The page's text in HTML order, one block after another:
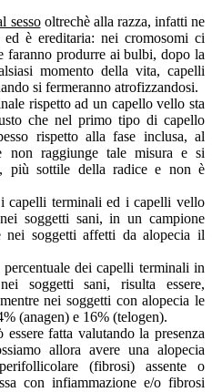
sessooltrechè alla razza, infatti ne
è ereditaria: nei cromosomi ci
faranno produrre ai bulbi, dopo la
momento della vita, capelli
si fermeranno atrofizzandosi.
rispetto ad un capello vello sta
che nel primo tipo di capello
rispetto alla fase inclusa, al
non raggiunge tale misura e si
più sottile della radice e non è
capelli terminali ed i capelli vello
soggetti sani, in un campione
soggetti affetti da alopecia il
dei capelli terminali in
soggetti sani, risulta essere,
nei soggetti con alopecia le
(anagen) e 16% (telogen).
fatta valutando la presenza
allora avere una alopecia
(fibrosi) assente o
con infiammazione e/o fibrosi